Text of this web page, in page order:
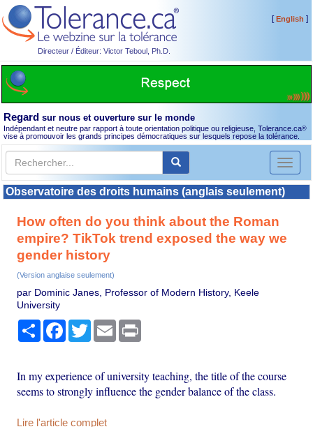
Directeur / Éditeur: Victor Teboul, Ph.D.
[English ]
Regard sur nous et ouverture sur le monde
Indépendant et neutre par rapport à toute orientation politique ou religieuse, Tolerance.ca®
vise à promouvoir les grands principes démocratiques sur lesquels repose la tolérance.
Toggle
Observatoire des droits humains (anglais seulement)
How often do you think about the Roman
empire? TikTok trend exposed the way we
gender history
(Version anglaise seulement)
par Dominic Janes, Professor of Modern History, Keele
University
PartagerFacebook
TwitterEmail
In my experience of university teaching, the title of the course
seems to strongly influence the gender balance of the class.
Lire l'article complet